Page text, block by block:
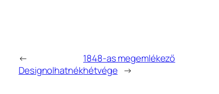
←
Designolhatnék
1848-as megemlékező
hétvége →